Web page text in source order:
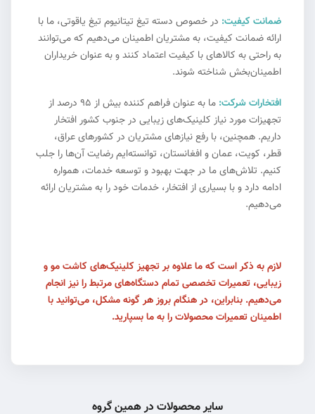
ضمانت کیفیت: در خصوص دسته تیغ تیتانیوم تیغ یاقوتی، ما با
ارائه ضمانت کیفیت، به مشتریان اطمینان می‌دهیم که می‌توانند
به راحتی به کالاهای با کیفیت اعتماد کنند و به عنوان خریداران
اطمینان‌بخش شناخته شوند.
افتخارات شرکت:
ما به عنوان فراهم کننده بیش از ۹۵ درصد از
تجهیزات مورد نیاز کلینیک‌های زیبایی در جنوب کشور افتخار
داریم. همچنین، با رفع نیازهای مشتریان در کشورهای عراق،
قطر، کویت، عمان و افغانستان، توانسته‌ایم رضایت آن‌ها را جلب
کنیم. تلاش‌های ما در جهت بهبود و توسعه خدمات، همواره
ادامه دارد و با بسیاری از افتخار، خدمات خود را به مشتریان ارائه
می‌دهیم.
لازم به ذکر است که ما علاوه بر تجهیز کلینیک‌های کاشت مو و
زیبایی، تعمیرات تخصصی تمام دستگاه‌های مرتبط را نیز انجام
می‌دهیم. بنابراین، در هنگام بروز هر گونه مشکل، می‌توانید با
اطمینان تعمیرات محصولات را به ما بسپارید.
سایر محصولات در همین گروه